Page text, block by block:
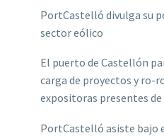
PortCastelló divulga su
sector eólico
El puerto de Castellón
carga de proyectos y ro-
expositoras presentes de
PortCastelló asiste bajo